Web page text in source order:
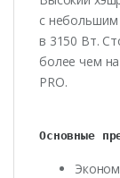
с
в 3150 Вт.
более чем
PRO.
Основные